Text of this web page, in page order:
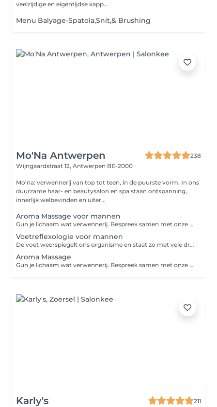
veelzijdige en eigentijdse kapp...
Menu Balyage-Spatola,Snit,& Brushing
Mo'Na Antwerpen
238
Wijngaardstraat 12, Antwerpen BE-2000
Mo'na: verwennerij van top tot teen, in de puurste vorm. In ons
duurzame haar- en beautysalon en spa staan ontspanning,
innerlijk welbevinden en uiter...
Aroma Massage voor mannen
Gun je lichaam wat verwennerij. Bespreek samen met onze therapeut waar er blokkades zitten en ontdek welke technieken doeltreffend werken. Tijdens een korte geurreis kies je het Aveda Aroma dat je doorheen de massage zal vergezellen.
Voetreflexologie voor mannen
De voet weerspiegelt ons organisme en staat zo met vele drukpunten in verbinding met de organen en ons gehele lichaam. Voetreflexologie geeft je een totale ontspanning van het lichaam en een betere bloed- en energiedoorstroming.
Aroma Massage
Gun je lichaam wat verwennerij. Bespreek samen met onze therapeut waar de blokkades zitten en ontdek welke technieken doeltreffend werken. Tijdens een korte geurreis kies je het Aveda aroma dat je doorheen de massage zal vergezellen.
Karly's
211